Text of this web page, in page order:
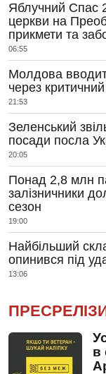
Яблучний Спас
церкви на
прикмети та
06:55
Молдова
через
21:53
Зеленський
посади посла
20:05
Понад 2,8 млн
залізничники
сезон
19:00
Найбільший
опинився під
13:06
в